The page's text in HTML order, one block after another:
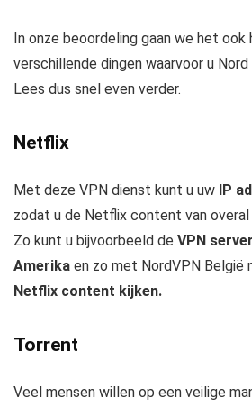
In onze beoordeling gaan we het ook
verschillende dingen waarvoor u Nord
Lees dus snel even verder.
Netflix
Met deze VPN dienst kunt u uw IP
zodat u de Netflix content van
Zo kunt u bijvoorbeeld de VPN
Amerika en zo met NordVPN België
Netflix content kijken.
Torrent
Veel mensen willen op een veilige